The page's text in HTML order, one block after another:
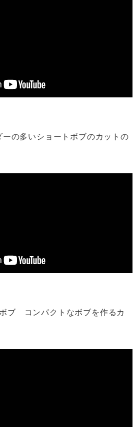
の多いショートボブのカットの
ブ コンパクトなボブを作るカ